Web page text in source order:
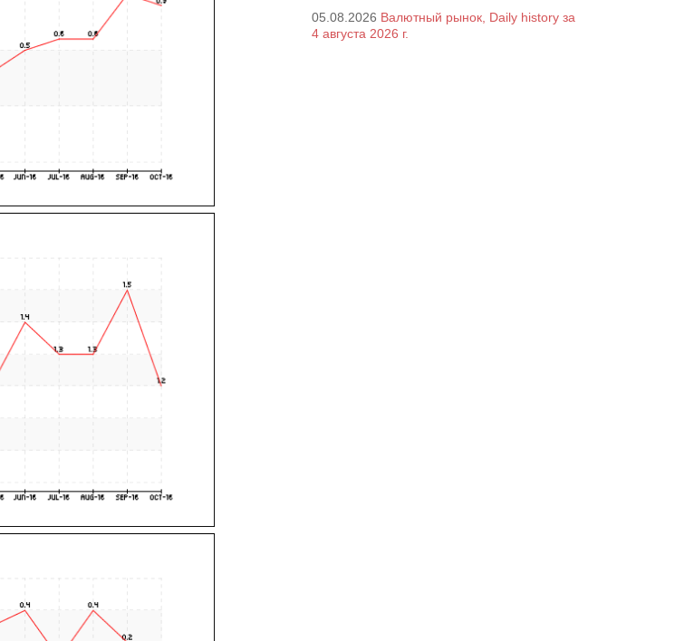
05.08.2026 Валютный рынок, Daily history за
4 августа 2026 г.